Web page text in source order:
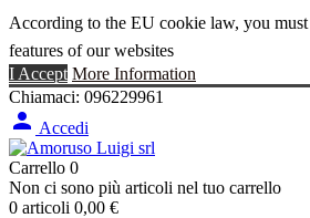
According to the EU cookie law, you must
features of our websites
I Accept More Information
Chiamaci: 096229961
 Accedi
Carrello 0
Non ci sono più articoli nel tuo carrello
0 articoli 0,00 €